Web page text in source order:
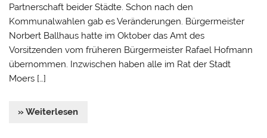
Partnerschaft beider Städte. Schon nach den
Kommunalwahlen gab es Veränderungen. Bürgermeister
Norbert Ballhaus hatte im Oktober das Amt des
Vorsitzenden vom früheren Bürgermeister Rafael Hofmann
übernommen. Inzwischen haben alle im Rat der Stadt
Moers […]
» Weiterlesen